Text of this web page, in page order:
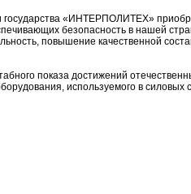
«ИНТЕРПОЛИТЕХ»
безопасность в нашей
повышение качественной
показа достижений
используемого в силовых